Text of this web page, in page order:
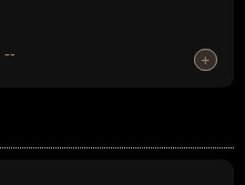
--
+
+